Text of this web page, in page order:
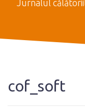
Jurnalul
cof_soft